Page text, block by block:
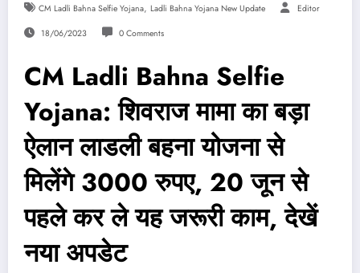
CM Ladli Bahna Selfie Yojana, Ladli Bahna Yojana New Update Editor
18/06/2023 0 Comments
CM Ladli Bahna Selfie
Yojana: शिवराज मामा का बड़ा
ऐलान लाडली बहना योजना से
मिलेंगे 3000 रुपए, 20 जून से
पहले कर ले यह जरूरी काम, देखें
नया अपडेट